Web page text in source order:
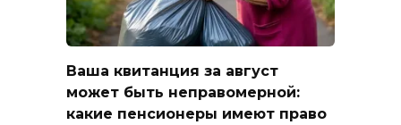
Ваша квитанция за август
может быть неправомерной:
какие пенсионеры имеют право